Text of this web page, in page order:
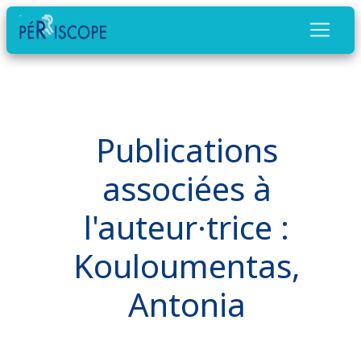
Publications
associées à
l'auteur·trice :
Kouloumentas,
Antonia